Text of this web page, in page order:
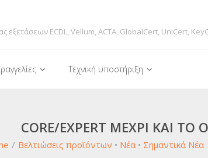
ECDL, Vellum, ACTA, GlobalCert, UniCert,
Τεχνική υποστήριξη
CORE/EXPERT ΜΈΧΡΙ ΚΑΙ ΤΟ
/ Βελτιώσεις προϊόντων • Νέα • Σημαντικά Νέα